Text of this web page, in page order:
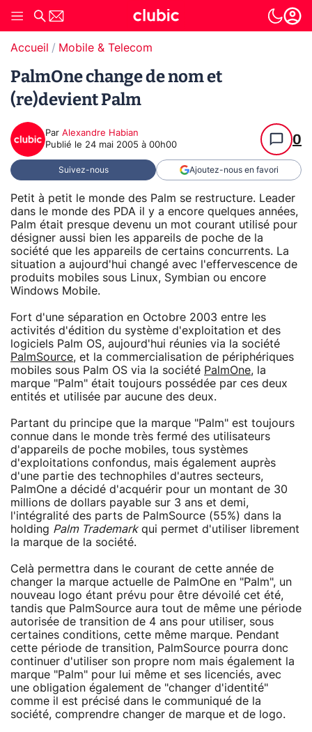
Accueil Mobile & Telecom
PalmOne change de nom et
(re)devient Palm
Par Alexandre Habian
Publié le 24 mai 2005 à 00h00 0
Suivez-nous Ajoutez-nous en favori
Petit à petit le monde des Palm se restructure. Leader
dans le monde des PDA il y a encore quelques années,
Palm était presque devenu un mot courant utilisé pour
désigner aussi bien les appareils de poche de la
société que les appareils de certains concurrents. La
situation a aujourd'hui changé avec l'effervescence de
produits mobiles sous Linux, Symbian ou encore
Windows Mobile.
Fort d'une séparation en Octobre 2003 entre les
activités d'édition du système d'exploitation et des
logiciels Palm OS, aujourd'hui réunies via la société
PalmSource, et la commercialisation de périphériques
mobiles sous Palm OS via la société PalmOne, la
marque "Palm" était toujours possédée par ces deux
entités et utilisée par aucune des deux.
Partant du principe que la marque "Palm" est toujours
connue dans le monde très fermé des utilisateurs
d'appareils de poche mobiles, tous systèmes
d'exploitations confondus, mais également auprès
d'une partie des technophiles d'autres secteurs,
PalmOne a décidé d'acquérir pour un montant de 30
millions de dollars payable sur 3 ans et demi,
l'intégralité des parts de PalmSource (55%) dans la
holding Palm Trademarkqui permet d'utiliser librement
la marque de la société.
Celà permettra dans le courant de cette année de
changer la marque actuelle de PalmOne en "Palm", un
nouveau logo étant prévu pour être dévoilé cet été,
tandis que PalmSource aura tout de même une période
autorisée de transition de 4 ans pour utiliser, sous
certaines conditions, cette même marque. Pendant
cette période de transition, PalmSource pourra donc
continuer d'utiliser son propre nom mais également la
marque "Palm" pour lui même et ses licenciés, avec
une obligation également de "changer d'identité"
comme il est précisé dans le communiqué de la
société, comprendre changer de marque et de logo.